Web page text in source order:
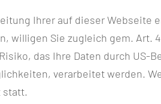
und Leistenhernien
Ihrer auf dieser Webseite
willigen Sie zugleich gem. Art.
das Ihre Daten durch US-
verarbeitet werden.
statt.